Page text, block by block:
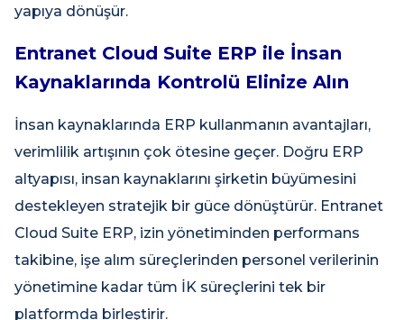
yapıya dönüşür.
Entranet Cloud Suite ERP ile İnsan
Kaynaklarında Kontrolü Elinize Alın
İnsan kaynaklarında ERP kullanmanın avantajları,
verimlilik artışının çok ötesine geçer. Doğru ERP
altyapısı, insan kaynaklarını şirketin büyümesini
destekleyen stratejik bir güce dönüştürür. Entranet
Cloud Suite ERP, izin yönetiminden performans
takibine, işe alım süreçlerinden personel verilerinin
yönetimine kadar tüm İK süreçlerini tek bir
platformda birleştirir.